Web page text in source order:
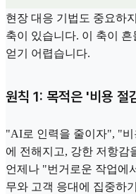
현장 대응 기법도 중요하
축이 있습니다. 이 축이
얻기 어렵습니다.
원칙 1: 목적은 '비용 절
"AI로 인력을 줄이자", "
에 전해지고, 강한 저항감
언제나 "번거로운 작업에
무와 고객 응대에 집중하